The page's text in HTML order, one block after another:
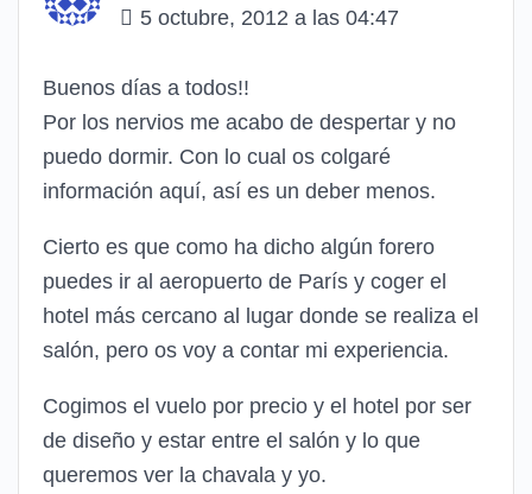
5 octubre, 2012 a las 04:47
Buenos días a todos!!
Por los nervios me acabo de despertar y no
puedo dormir. Con lo cual os colgaré
información aquí, así es un deber menos.
Cierto es que como ha dicho algún forero
puedes ir al aeropuerto de París y coger el
hotel más cercano al lugar donde se realiza el
salón, pero os voy a contar mi experiencia.
Cogimos el vuelo por precio y el hotel por ser
de diseño y estar entre el salón y lo que
queremos ver la chavala y yo.